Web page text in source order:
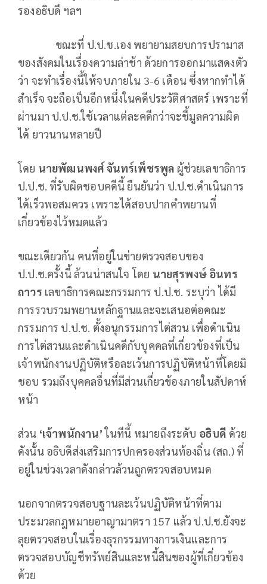
รองอธิบดี ฯลฯ
ขณะที่ ป.ป.ช.เอง พยายามสยบการปรามาส
ของสังคมในเรื่องความล่าช้า ด้วยการออกมาแสดงตัว
ว่า จะทำเรื่องนี้ให้จบภายใน 3-6 เดือน ซึ่งหากทำได้
สำเร็จ จะถือเป็นอีกหนึ่งในคดีประวัติศาสตร์ เพราะที่
ผ่านมา ป.ป.ช.ใช้เวลาแต่ละคดีกว่าจะชี้มูลความผิด
ได้ ยาวนานหลายปี
โดย นายพัฒนพงศ์ จันทร์เพ็ชรพูล ผู้ช่วยเลขาธิการ
ป.ป.ช. ที่รับผิดชอบคดีนี้ ยืนยันว่า ป.ป.ช.ดำเนินการ
ได้เร็วพอสมควร เพราะได้สอบปากคำพยานที่
เกี่ยวข้องไว้หมดแล้ว
ขณะเดียวกัน คนที่อยู่ในข่ายตรวจสอบของ
ป.ป.ช.ครั้งนี้ ล้วนน่าสนใจ โดย นายสุรพงษ์ อินทร
ถาวร เลขาธิการคณะกรรมการ ป.ป.ช. ระบุว่า ได้มี
การรวบรวมพยานหลักฐานและจะเสนอต่อคณะ
กรรมการ ป.ป.ช. ตั้งอนุกรรมการไต่สวน เพื่อดำเนิน
การไต่สวนและดำเนินคดีกับบุคคลที่เกี่ยวข้องที่เป็น
เจ้าพนักงานปฏิบัติหรือละเว้นการปฏิบัติหน้าที่โดยมิ
ชอบ รวมถึงบุคคลอื่นที่มีส่วนเกี่ยวข้องภายในสัปดาห์
หน้า
ส่วน ‘เจ้าพนักงาน’ในทีนี้ หมายถึงระดับ อธิบดี ด้วย
ดังนั้น อธิบดีส่งเสริมการปกครองส่วนท้องถิ่น (สถ.) ที่
อยู่ในช่วงเวลาดังกล่าวล้วนถูกตรวจสอบหมด
นอกจากตรวจสอบฐานละเว้นปฏิบัติหน้าที่ตาม
ประมวลกฎหมายอาญามาตรา 157 แล้ว ป.ป.ช.ยังจะ
ลุยตรวจสอบในเรื่องธุรกรรมทางการเงินและการ
ตรวจสอบบัญชีทรัพย์สินและหนี้สินของผู้ที่เกี่ยวข้อง
ด้วย